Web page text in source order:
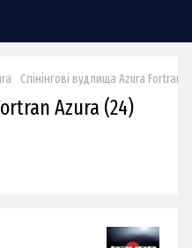
Спінінгові вудлища Azura Fortran
Azura (24)